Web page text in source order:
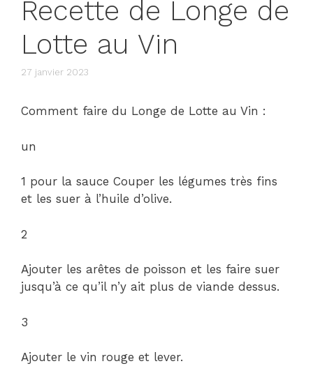
Recette de Longe de
Lotte au Vin
27 janvier 2023
Comment faire du Longe de Lotte au Vin :
un
1 pour la sauce Couper les légumes très fins
et les suer à l’huile d’olive.
2
Ajouter les arêtes de poisson et les faire suer
jusqu’à ce qu’il n’y ait plus de viande dessus.
3
Ajouter le vin rouge et lever.